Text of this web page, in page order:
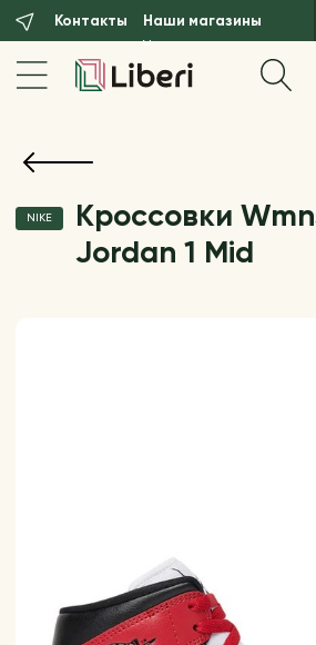
Контакты Наши магазины
NIKE
Кроссовки
Jordan 1 Mid